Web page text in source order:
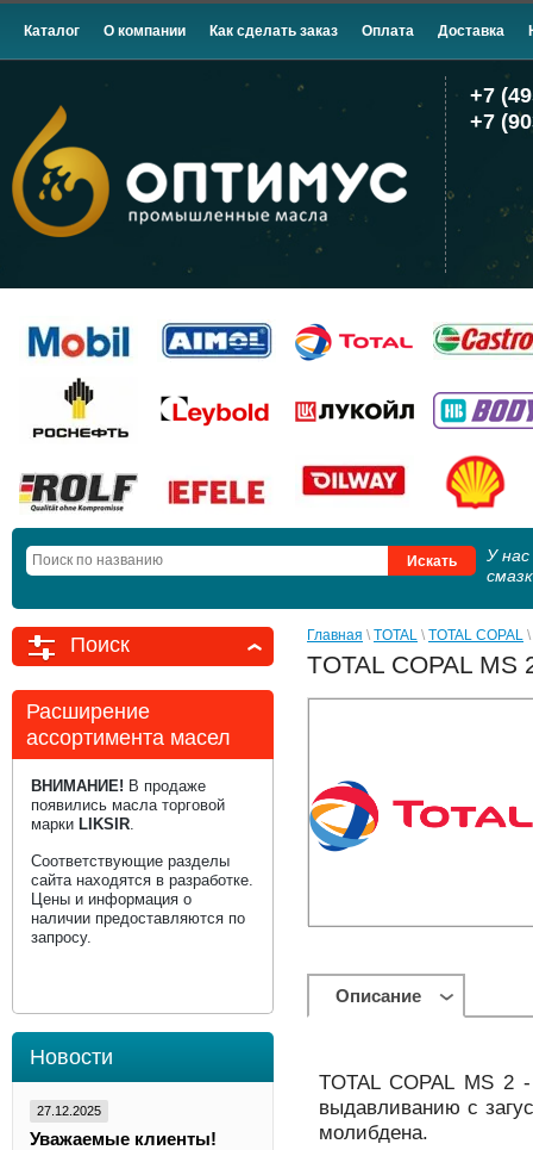
Каталог О компании Как сделать заказ Оплата Доставка
+7
+7
У
Поиск
Расширение
ассортимента масел
ВНИМАНИЕ! В продаже
появились масла торговой
марки LIKSIR.
Соответствующие разделы
сайта находятся в разработке.
Цены и информация о
наличии предоставляются по
запросу.
Новости
27.12.2025
Уважаемые клиенты!
Главная \ TOTAL \ TOTAL COPAL \
TOTAL COPAL MS
Описание
TOTAL COPAL MS 2
выдавливанию с
молибдена.